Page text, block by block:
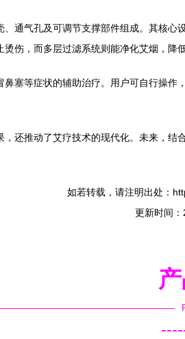
通气孔及可调节支撑部件组成。其核
伤，而多层过滤系统则能净化艾烟，降低
塞等症状的辅助治疗。用户可自行操
还推动了艾疗技术的现代化。未来，
如若转载，请注明出处：
更新时间